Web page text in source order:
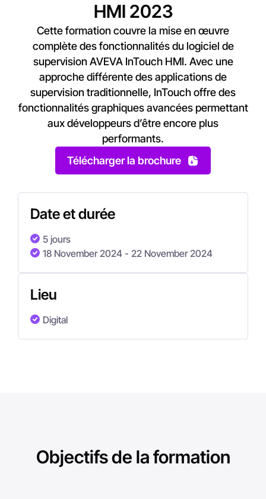
HMI 2023
Cette formation couvre la mise en œuvre
complète des fonctionnalités du logiciel de
supervision AVEVA InTouch HMI. Avec une
approche différente des applications de
supervision traditionnelle, InTouch offre des
fonctionnalités graphiques avancées permettant
aux développeurs d’être encore plus
performants.
Télécharger la brochure
Date et durée
5 jours
18 November 2024 - 22 November 2024
Lieu
Digital
Objectifs de la formation